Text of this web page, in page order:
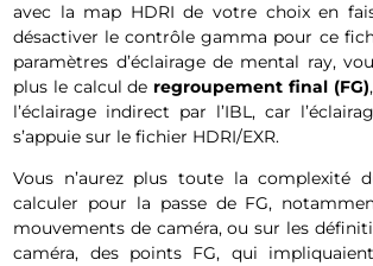
avec la map HDRI de votre choix en
désactiver le contrôle gamma pour ce
paramètres d’éclairage de mental ray,
plus le calcul de regroupement final (FG)
l’éclairage indirect par l’IBL, car
s’appuie sur le fichier HDRI/EXR.
Vous n’aurez plus toute la complexité
calculer pour la passe de FG,
mouvements de caméra, ou sur les
caméra, des points FG, qui